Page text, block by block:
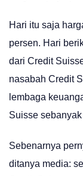
Hari itu saja
persen. Hari
dari Credit
nasabah Credit
lembaga
Suisse
Sebenarnya
ditanya media: